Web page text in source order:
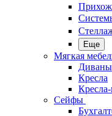
Еще
Мягкая
Диваны
Кресла
Сейфы